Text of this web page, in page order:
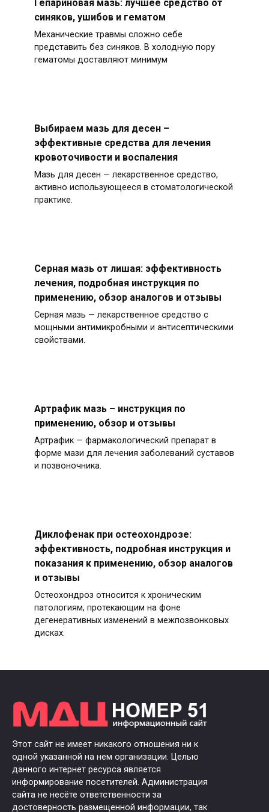
Гепариновая мазь: лучшее средство от
синяков, ушибов и гематом
Механические травмы сложно себе
представить без синяков. В холодную пору
гематомы доставляют минимум
Выбираем мазь для десен –
эффективные средства для лечения
кровоточивости и воспаления
Мазь для десен — лекарственное средство,
активно использующееся в стоматологической
практике.
Серная мазь от лишая: эффективность
лечения, подробная инструкция по
применению, обзор аналогов и отзывы
Серная мазь — лекарственное средство с
мощными антимикробными и антисептическими
свойствами.
Артрафик мазь – инструкция по
применению, обзор и отзывы
Артрафик — фармакологический препарат в
форме мази для лечения заболеваний суставов
и позвоночника.
Диклофенак при остеохондрозе:
эффективность, подробная инструкция и
показания к применению, обзор аналогов
и отзывы
Остеохондроз относится к хроническим
патологиям, протекающим на фоне
дегенеративных изменений в межпозвонковых
дисках.
Этот сайт не имеет никакого отношения ни к
одной указанной на нем организации. Целью
данного интернет ресурса является
информирование посетителей. Администрация
сайта не несёте ответственности за
достоверность размещенной информации, так